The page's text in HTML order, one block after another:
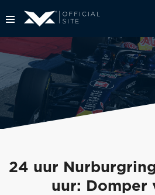
24 uur
uur: Domper